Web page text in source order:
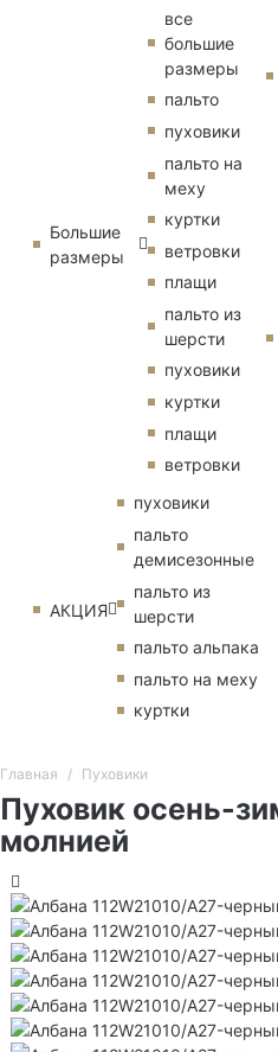
Большие
размеры
все
большие
размеры
пальто
пуховики
пальто на
меху
куртки
ветровки
плащи
пальто из
шерсти
пуховики
куртки
плащи
ветровки
АКЦИЯ
пуховики
пальто
демисезонные
пальто из
шерсти
пальто альпака
пальто на меху
куртки
Главная Пуховики
Пуховик осень-
молнией